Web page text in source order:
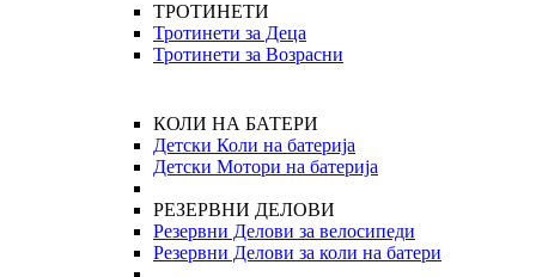
ТРОТИНЕТИ
Тротинети за Деца
Тротинети за Возрасни
КОЛИ НА БАТЕРИ
Детски Коли на батерија
Детски Мотори на батерија
РЕЗЕРВНИ ДЕЛОВИ
Резервни Делови за велосипеди
Резервни Делови за коли на батери